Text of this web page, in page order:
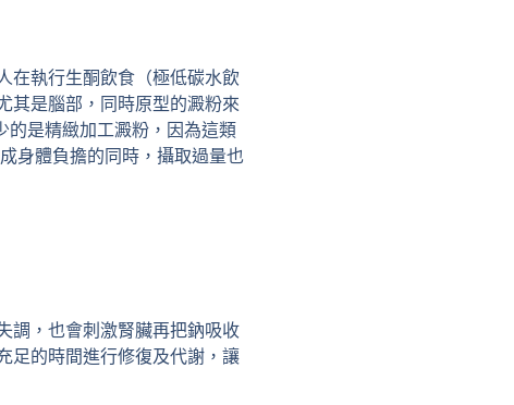
在執行生酮飲食（極低碳水飲
其是腦部，同時原型的澱粉來
的是精緻加工澱粉，因為這類
身體負擔的同時，攝取過量也
調，也會刺激腎臟再把鈉吸收
足的時間進行修復及代謝，讓